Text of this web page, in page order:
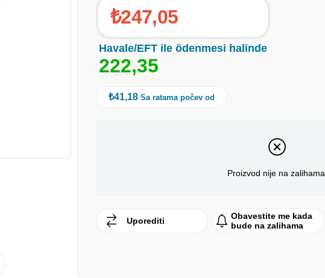
₺247,05
Havale/EFT ile ödenmesi halinde
222,35
₺41,18 Sa ratama počev od
Proizvod nije na zalihama.
Uporediti
Obavestite me kada
bude na zalihama